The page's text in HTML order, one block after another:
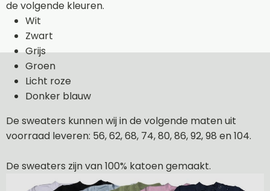
de volgende kleuren.
Wit
Zwart
Grijs
Groen
Licht roze
Donker blauw
De sweaters kunnen wij in de volgende maten uit
voorraad leveren: 56, 62, 68, 74, 80, 86, 92, 98 en 104.
De sweaters zijn van 100% katoen gemaakt.